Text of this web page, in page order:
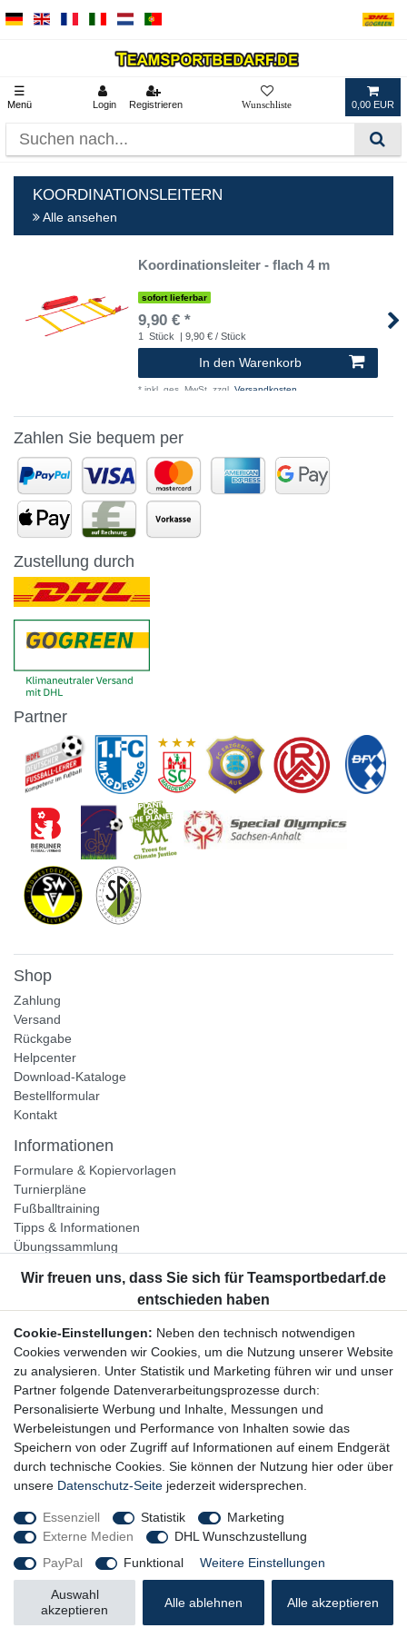
☰
Menü Login Registrieren 0,00 EUR
KOORDINATIONSLEITERN
Alle ansehen
Koordinationsleiter - flach 4 m
sofort lieferbar
9,90 € *
1 Stück | 9,90 € / Stück
In den Warenkorb
* inkl. ges. MwSt. zzgl. Versandkosten
Zahlen Sie bequem per
Zustellung durch
Partner
Shop
Zahlung
Versand
Rückgabe
Helpcenter
Download-Kataloge
Bestellformular
Kontakt
Informationen
Formulare & Kopiervorlagen
Turnierpläne
Fußballtraining
Tipps & Informationen
Übungssammlung
Unternehmen
Widerrufsrecht
Bestellung widerrufen
Datenschutzerklärung
AGB
Impressum
Newsletter
Newsletter-Anmeldung
© Copyright 2026 Trainingsunterlagen24 GmbH. Alle Rechte vorbehalten.
Cookie-Einstellungen: Neben den technisch notwendigen
Cookies verwenden wir Cookies, um die Nutzung unserer Website
zu analysieren. Unter Statistik und Marketing führen wir und unser
Partner folgende Datenverarbeitungsprozesse durch:
Personalisierte Werbung und Inhalte, Messungen und
Werbeleistungen und Performance von Inhalten sowie das
Speichern von oder Zugriff auf Informationen auf einem Endgerät
durch technische Cookies. Sie können der Nutzung hier oder über
unsere Datenschutz-Seite jederzeit widersprechen.
Essenziell Statistik
Marketing
Externe Medien
DHL Wunschzustellung
PayPal
Funktional Weitere Einstellungen
Alle akzeptieren
Alle ablehnen
Auswahl
akzeptieren